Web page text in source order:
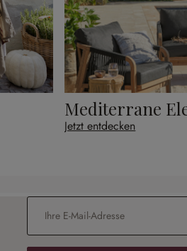
Mediterrane
Jetzt entdecken
E-Mail-Adresse